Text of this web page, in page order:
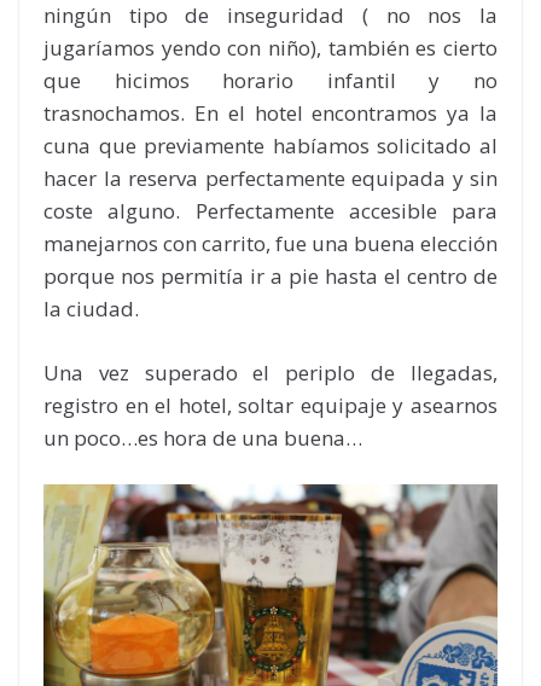
ningún tipo de inseguridad ( no nos la
jugaríamos yendo con niño), también es cierto
que hicimos horario infantil y no
trasnochamos. En el hotel encontramos ya la
cuna que previamente habíamos solicitado al
hacer la reserva perfectamente equipada y sin
coste alguno. Perfectamente accesible para
manejarnos con carrito, fue una buena elección
porque nos permitía ir a pie hasta el centro de
la ciudad.
Una vez superado el periplo de llegadas,
registro en el hotel, soltar equipaje y asearnos
un poco…es hora de una buena…